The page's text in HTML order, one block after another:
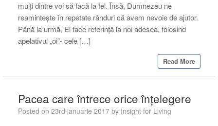
mulți dintre voi să facă la fel. Însă, Dumnezeu ne
reamintește în repetate rânduri că avem nevoie de ajutor.
Până la urmă, El face referință la noi adesea, folosind
apelativul „oi”- cele […]
Read More
Pacea care întrece orice înțelegere
Posted on 23rd ianuarie 2017 by Insight for Living